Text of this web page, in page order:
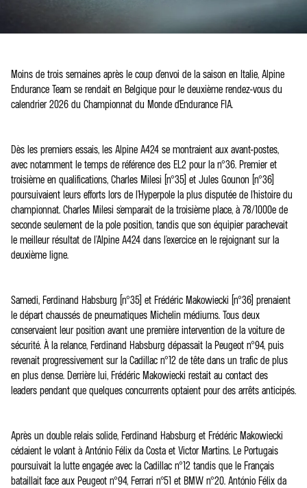
Moins de trois semaines après le coup d'envoi de la saison en Italie, Alpine
Endurance Team se rendait en Belgique pour le deuxième rendez-vous du
calendrier 2026 du Championnat du Monde d'Endurance FIA.
Dès les premiers essais, les Alpine A424 se montraient aux avant-postes,
avec notamment le temps de référence des EL2 pour la n°36. Premier et
troisième en qualifications, Charles Milesi (n°35) et Jules Gounon (n°36)
poursuivaient leurs efforts lors de l'Hyperpole la plus disputée de l'histoire du
championnat. Charles Milesi s'emparait de la troisième place, à 78/1000e de
seconde seulement de la pole position, tandis que son équipier parachevait
le meilleur résultat de l'Alpine A424 dans l'exercice en le rejoignant sur la
deuxième ligne.
Samedi, Ferdinand Habsburg (n°35) et Frédéric Makowiecki (n°36) prenaient
le départ chaussés de pneumatiques Michelin médiums. Tous deux
conservaient leur position avant une première intervention de la voiture de
sécurité. À la relance, Ferdinand Habsburg dépassait la Peugeot n°94, puis
revenait progressivement sur la Cadillac n°12 de tête dans un trafic de plus
en plus dense. Derrière lui, Frédéric Makowiecki restait au contact des
leaders pendant que quelques concurrents optaient pour des arrêts anticipés.
Après un double relais solide, Ferdinand Habsburg et Frédéric Makowiecki
cédaient le volant à António Félix da Costa et Victor Martins. Le Portugais
poursuivait la lutte engagée avec la Cadillac n°12 tandis que le Français
bataillait face aux Peugeot n°94, Ferrari n°51 et BMW n°20. António Félix da